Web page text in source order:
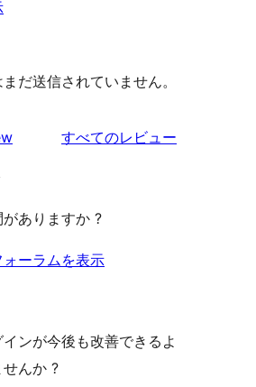
だ送信されていません。
すべてのレビュー
ありますか ?
ーラムを表示
ンが今後も改善できるよ
せんか ?